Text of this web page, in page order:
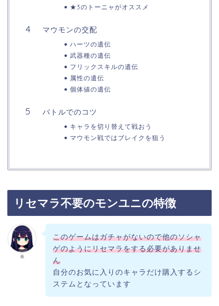
★3のトーニャがオススメ
マウモンの交配
ハーツの遺伝
武器種の遺伝
フリックスキルの遺伝
属性の遺伝
個体値の遺伝
バトルでのコツ
キャラを切り替えて戦おう
マウモン戦ではブレイクを狙う
リセマラ不要のモンユニの特徴
奏
このゲームはガチャがないので他のソシャ
ゲのようにリセマラをする必要がありませ
ん
自分のお気に入りのキャラだけ購入するシ
ステムとなっています